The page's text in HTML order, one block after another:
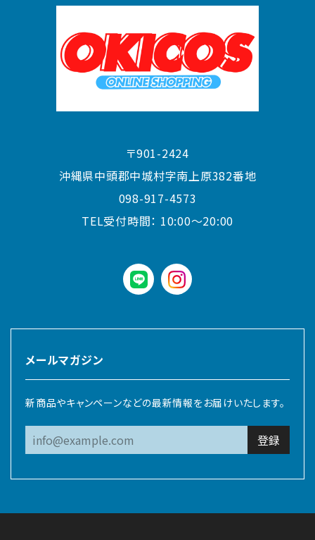
〒901-2424
沖縄県中頭郡中城村字南上原382番地
098-917-4573
TEL受付時間： 10:00〜20:00
LINE instagram
メールマガジン
新商品やキャンペーンなどの最新情報をお届けいたします。
登録